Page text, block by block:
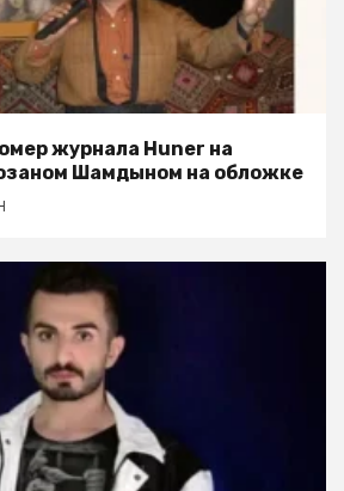
журнала Huner на
Шамдыном на обложке